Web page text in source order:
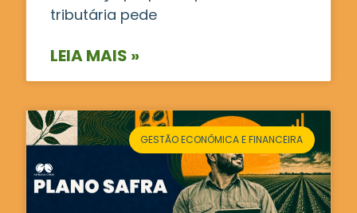
tributária pede
LEIA MAIS »
GESTÃO ECONÔMICA E FINANCEIRA